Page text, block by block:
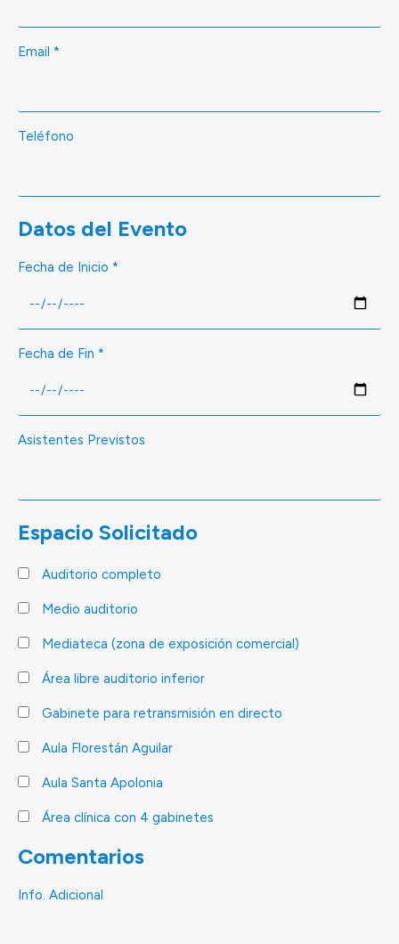
Email *
Teléfono
Datos del Evento
Fecha de Inicio *
Fecha de Fin *
Asistentes Previstos
Espacio Solicitado
Auditorio completo
Medio auditorio
Mediateca (zona de exposición comercial)
Área libre auditorio inferior
Gabinete para retransmisión en directo
Aula Florestán Aguilar
Aula Santa Apolonia
Área clínica con 4 gabinetes
Comentarios
Info. Adicional